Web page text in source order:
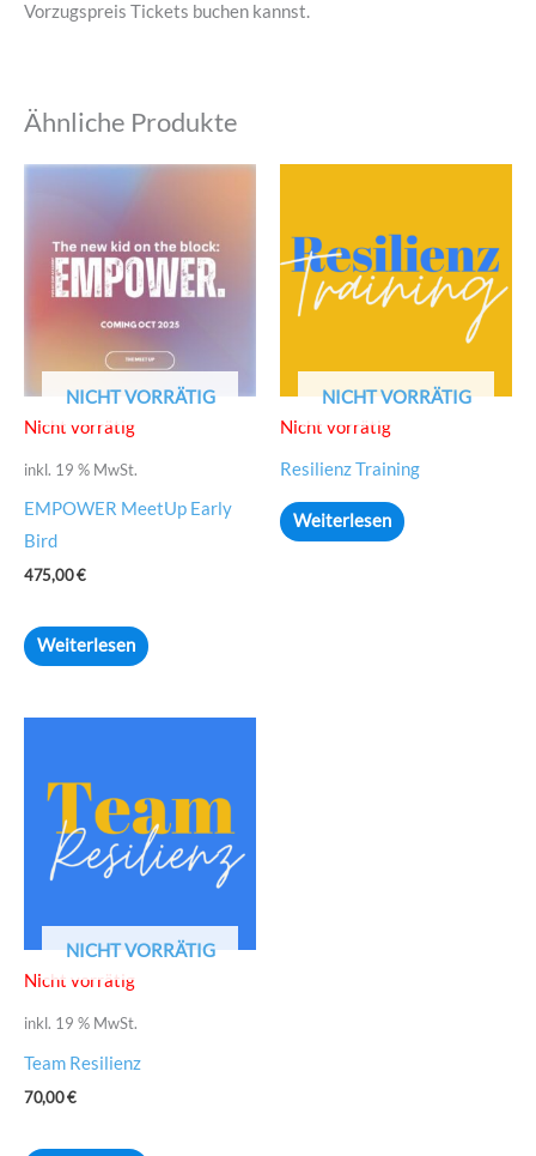
Vorzugspreis Tickets buchen kannst.
Ähnliche Produkte
NICHT VORRÄTIG
Nicht vorrätig
inkl. 19 % MwSt.
EMPOWER MeetUp Early
Bird
475,00€
Weiterlesen
NICHT VORRÄTIG
Nicht vorrätig
Resilienz Training
Weiterlesen
NICHT VORRÄTIG
Nicht vorrätig
inkl. 19 % MwSt.
Team Resilienz
70,00€